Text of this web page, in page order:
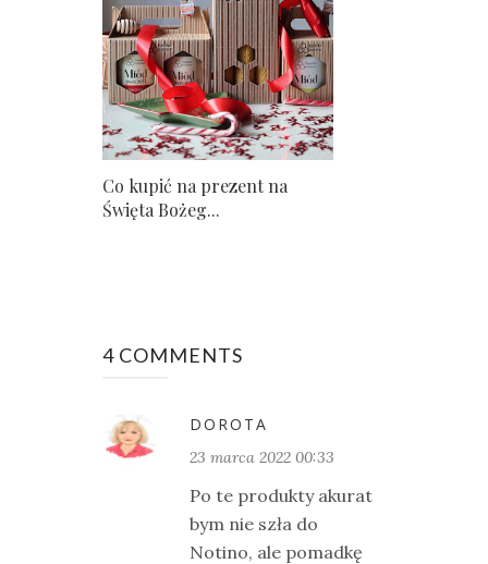
Co kupić na prezent na
Święta Bożeg...
4 COMMENTS
DOROTA
23 marca 2022 00:33
Po te produkty akurat
bym nie szła do
Notino, ale pomadkę